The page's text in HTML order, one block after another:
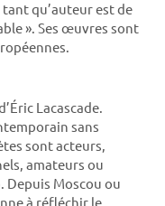
qu’auteur est de
». Ses œuvres sont
Lacascade.
sans
sont acteurs,
amateurs ou
Depuis Moscou ou
à réfléchir le